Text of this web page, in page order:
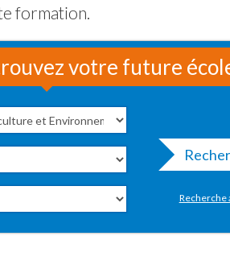
formation.
votre future
Recherche